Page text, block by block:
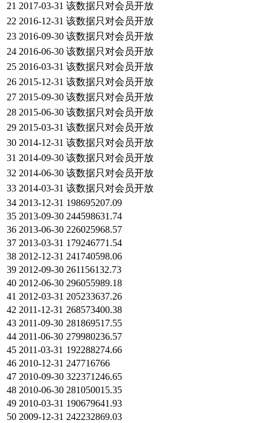
21 2017-03-31 该数据只对会员开放
22 2016-12-31 该数据只对会员开放
23 2016-09-30 该数据只对会员开放
24 2016-06-30 该数据只对会员开放
25 2016-03-31 该数据只对会员开放
26 2015-12-31 该数据只对会员开放
27 2015-09-30 该数据只对会员开放
28 2015-06-30 该数据只对会员开放
29 2015-03-31 该数据只对会员开放
30 2014-12-31 该数据只对会员开放
31 2014-09-30 该数据只对会员开放
32 2014-06-30 该数据只对会员开放
33 2014-03-31 该数据只对会员开放
34 2013-12-31 198695207.09
35 2013-09-30 244598631.74
36 2013-06-30 226025968.57
37 2013-03-31 179246771.54
38 2012-12-31 241740598.06
39 2012-09-30 261156132.73
40 2012-06-30 296055989.18
41 2012-03-31 205233637.26
42 2011-12-31 268573400.38
43 2011-09-30 281869517.55
44 2011-06-30 279980236.57
45 2011-03-31 192288274.66
46 2010-12-31 247716766
47 2010-09-30 322371246.65
48 2010-06-30 281050015.35
49 2010-03-31 190679641.93
50 2009-12-31 242232869.03